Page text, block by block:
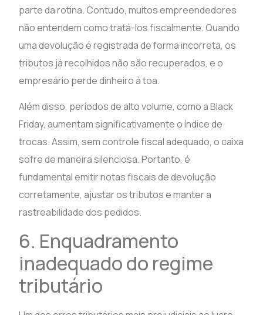
parte da rotina. Contudo, muitos empreendedores
não entendem como tratá-los fiscalmente. Quando
uma devolução é registrada de forma incorreta, os
tributos já recolhidos não são recuperados, e o
empresário perde dinheiro à toa.
Além disso, períodos de alto volume, como a Black
Friday, aumentam significativamente o índice de
trocas. Assim, sem controle fiscal adequado, o caixa
sofre de maneira silenciosa. Portanto, é
fundamental emitir notas fiscais de devolução
corretamente, ajustar os tributos e manter a
rastreabilidade dos pedidos.
6. Enquadramento
inadequado do regime
tributário